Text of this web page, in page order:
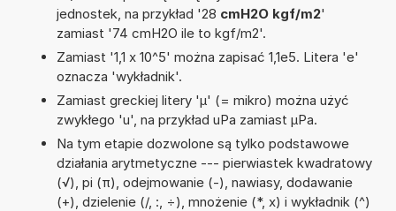
jednostek, na przykład '28 cmH2O kgf/m2'
zamiast '74 cmH2O ile to kgf/m2'.
Zamiast '1,1 x 10^5' można zapisać 1,1e5. Litera 'e'
oznacza 'wykładnik'.
Zamiast greckiej litery 'µ' (= mikro) można użyć
zwykłego 'u', na przykład uPa zamiast µPa.
Na tym etapie dozwolone są tylko podstawowe
działania arytmetyczne --- pierwiastek kwadratowy
(√), pi (π), odejmowanie (-), nawiasy, dodawanie
(+), dzielenie (/, :, ÷), mnożenie (*, x) i wykładnik (^)